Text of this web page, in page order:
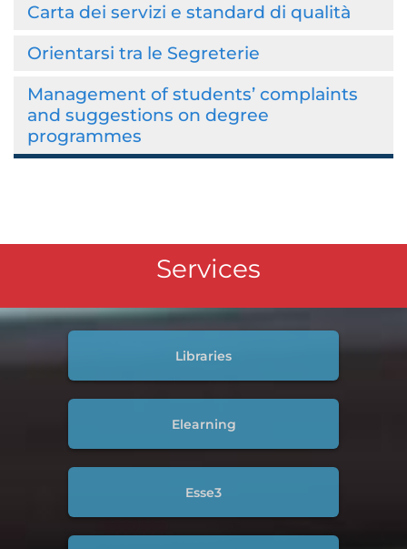
Carta dei servizi e standard di qualità
Orientarsi tra le Segreterie
Management of students’ complaints
and suggestions on degree
programmes
Services
Libraries
Elearning
Esse3